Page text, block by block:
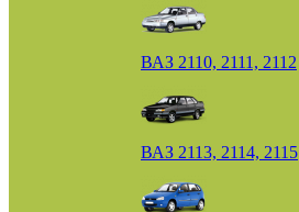
ВАЗ 2110, 2111, 2112
ВАЗ 2113, 2114, 2115